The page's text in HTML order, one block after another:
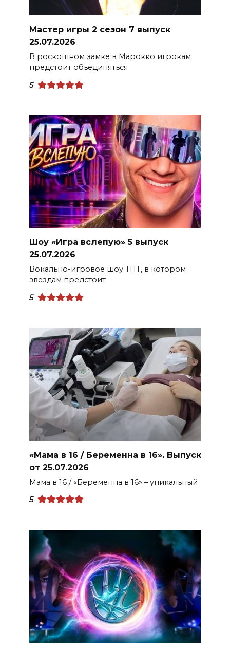
Мастер игры 2 сезон 7 выпуск
25.07.2026
В роскошном замке в Марокко игрокам
предстоит объединяться
5
Шоу «Игра вслепую» 5 выпуск
25.07.2026
Вокально-игровое шоу ТНТ, в котором
звёздам предстоит
5
«Мама в 16 / Беременна в 16». Выпуск
от 25.07.2026
Мама в 16 / «Беременна в 16» – уникальный
5